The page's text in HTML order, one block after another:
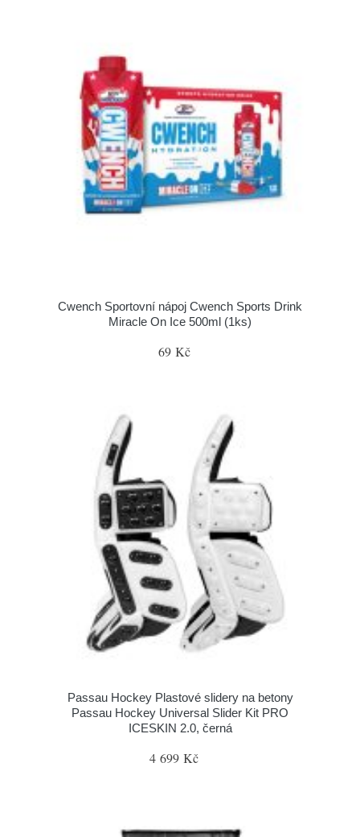
Cwench Sportovní nápoj Cwench Sports Drink
Miracle On Ice 500ml (1ks)
69 Kč
Passau Hockey Plastové slidery na betony
Passau Hockey Universal Slider Kit PRO
ICESKIN 2.0, černá
4 699 Kč